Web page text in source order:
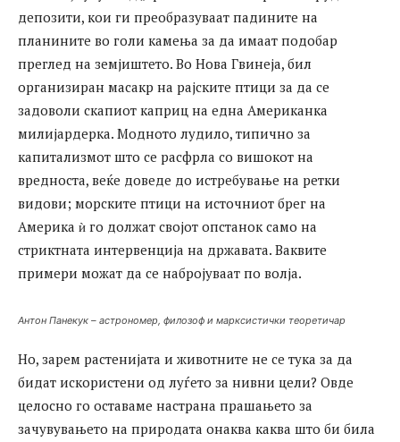
депозити, кои ги преобразуваат падините на
планините во голи камења за да имаат подобар
преглед на земјиштето. Во Нова Гвинеја, бил
организиран масакр на рајските птици за да се
задоволи скапиот каприц на една Американка
милијардерка. Модното лудило, типично за
капитализмот што се расфрла со вишокот на
вредноста, веќе доведе до истребување на ретки
видови; морските птици на источниот брег на
Америка ѝ го должат својот опстанок само на
стриктната интервенција на државата. Ваквите
примери можат да се набројуваат по волја.
Антон Панекук – астрономер, филозоф и марксистички теоретичар
Но, зарем растенијата и животните не се тука за да
бидат искористени од луѓето за нивни цели? Овде
целосно го оставаме настрана прашањето за
зачувувањето на природата онаква каква што би била